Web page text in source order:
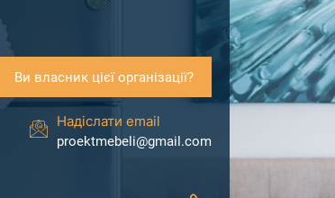
Ви власник цієї організації?
Надіслати email
proektmebeli@gmail.com